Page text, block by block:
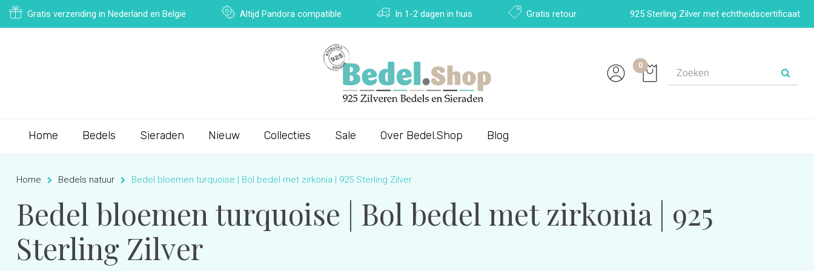
Gratis verzending in Nederland en België Altijd Pandora compatible In 1-2 dagen in huis Gratis retour 925 Sterling Zilver met echtheidscertificaat
0
Home Bedels Sieraden Nieuw Collecties Sale Over Bedel.Shop Blog
Home Bedels natuur Bedel bloemen turquoise | Bol bedel met zirkonia | 925 Sterling Zilver
Bedel bloemen turquoise | Bol bedel met zirkonia | 925
Sterling Zilver